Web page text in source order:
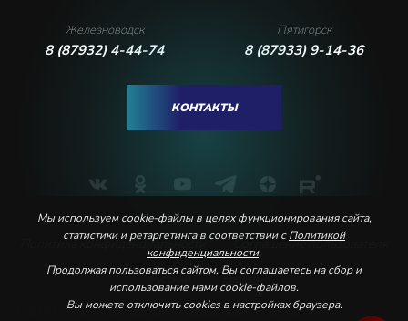
Железноводск
8 (87932) 4-44-74
Пятигорск
8 (87933) 9-14-36
КОНТАКТЫ
Политика конфиденциальности Соглашение пользователя
© 2026 Северо-Кавказская государственная филармония
Мы используем cookie-файлы в целях функционирования сайта,
статистики и ретаргетинга в соответствии сПолитикой
конфиденциальности.
Продолжая пользоваться сайтом, Вы соглашаетесь на сбор и
использование нами cookie-файлов.
Вы можете отключить cookies в настройках браузера.